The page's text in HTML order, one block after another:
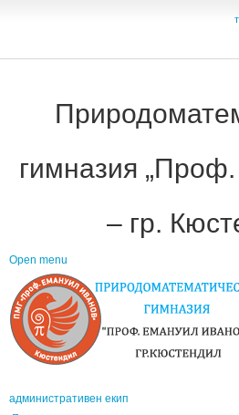
гимназия
– гр.
Open menu
административен екип